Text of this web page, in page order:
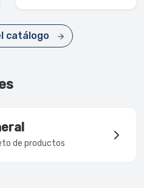
catálogo
de productos